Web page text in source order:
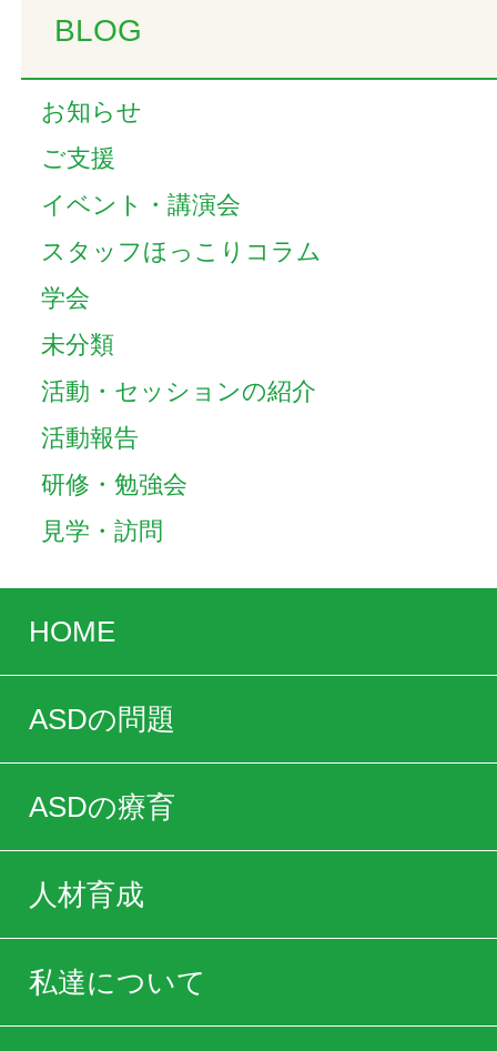
BLOG
お知らせ
ご支援
イベント・講演会
スタッフほっこりコラム
学会
未分類
活動・セッションの紹介
活動報告
研修・勉強会
見学・訪問
HOME
ASDの問題
ASDの療育
人材育成
私達について